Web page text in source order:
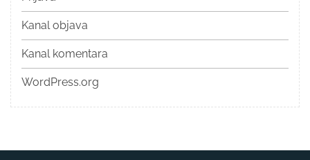
Kanal objava
Kanal komentara
WordPress.org